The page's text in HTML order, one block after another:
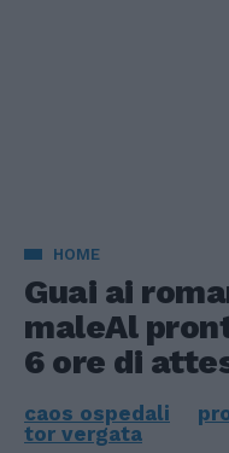
HOME
Guai ai
maleAl
6 ore di
caos ospedali
tor vergata